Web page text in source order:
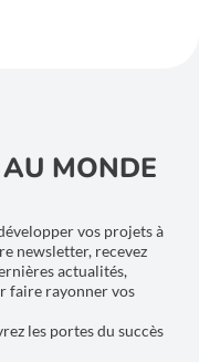
MONDE
vos projets à
newsletter, recevez
actualités,
faire rayonner vos
les portes du succès